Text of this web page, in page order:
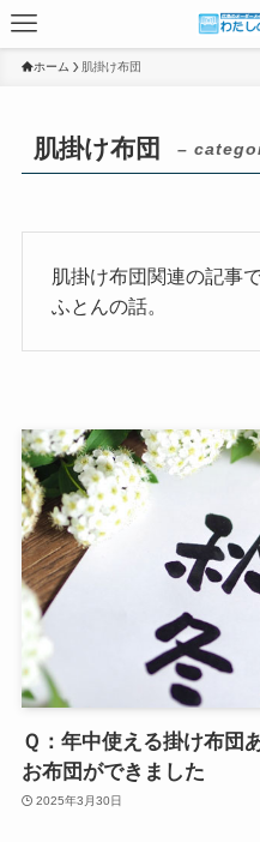
ホーム 肌掛け布団
肌掛け布団 –
肌掛け布団関連の記事
ふとんの話。
Ｑ：年中使える掛け布団
お布団ができました
2025年3月30日